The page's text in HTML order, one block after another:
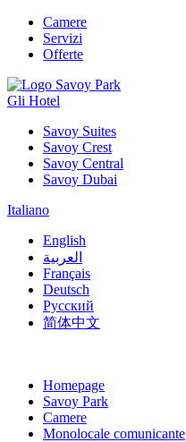
Camere
Servizi
Offerte
Gli Hotel
Savoy Suites
Savoy Crest
Savoy Central
Savoy Dubai
Italiano
English
العربية
Français
Deutsch
Русский
简体中文
Homepage
Savoy Park
Camere
Monolocale comunicante